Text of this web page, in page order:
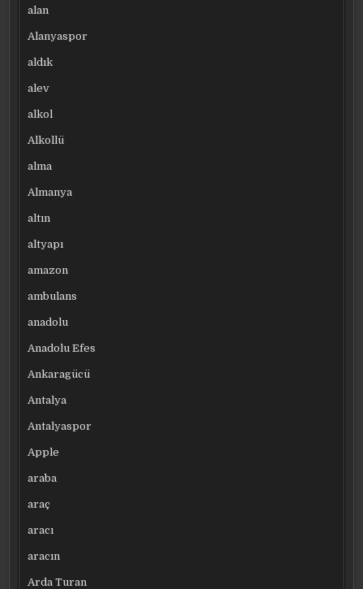
alan
Alanyaspor
aldık
alev
alkol
Alkollü
alma
Almanya
altın
altyapı
amazon
ambulans
anadolu
Anadolu Efes
Ankaragücü
Antalya
Antalyaspor
Apple
araba
araç
aracı
aracın
Arda Turan